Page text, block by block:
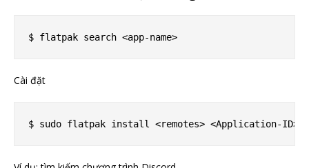
Cài đặt